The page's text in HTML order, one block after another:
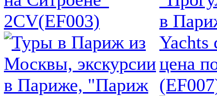
2CV(EF003)
в
Yachts
цена